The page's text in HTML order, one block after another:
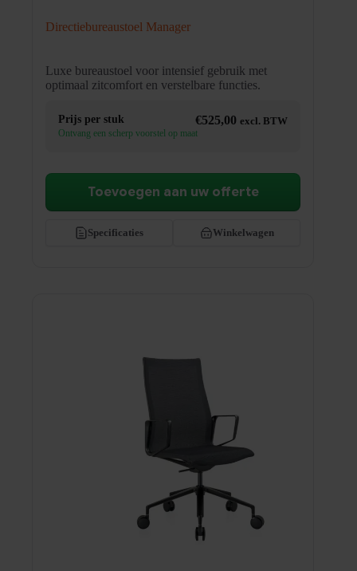
Directiebureaustoel Manager
Luxe bureaustoel voor intensief gebruik met
optimaal zitcomfort en verstelbare functies.
Prijs per stuk €525,00 excl. BTW
Ontvang een scherp voorstel op maat
Specificaties Winkelwagen
Toevoegen aan uw offerte